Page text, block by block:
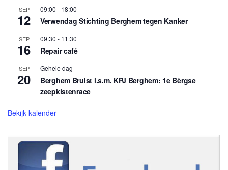
SEP
12
09:00 - 18:00
Verwendag Stichting Berghem tegen Kanker
SEP
16
09:30 - 11:30
Repair café
SEP
20
Gehele dag
Berghem Bruist i.s.m. KPJ Berghem: 1e Bèrgse
zeepkistenrace
Bekijk kalender